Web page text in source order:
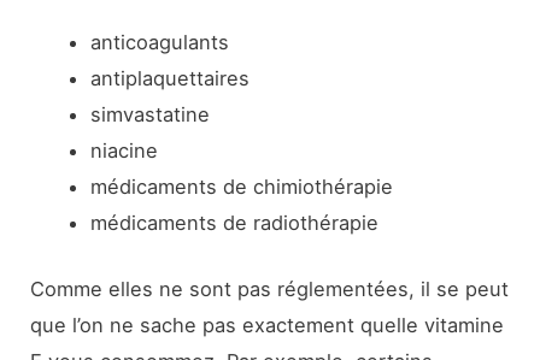
anticoagulants
antiplaquettaires
simvastatine
niacine
médicaments de chimiothérapie
médicaments de radiothérapie
Comme elles ne sont pas réglementées, il se peut
que l’on ne sache pas exactement quelle vitamine